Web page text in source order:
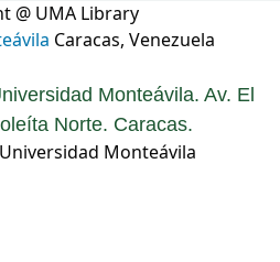
@ UMA Library
Caracas, Venezuela
Monteávila. Av. El
Norte. Caracas.
Monteávila